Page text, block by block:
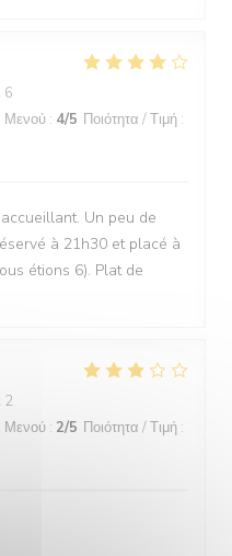
6
Μενού : 4/5 Ποιότητα / Τιμή :
Un peu de
à 21h30 et placé à
étions 6). Plat de
2
Μενού : 2/5 Ποιότητα / Τιμή :